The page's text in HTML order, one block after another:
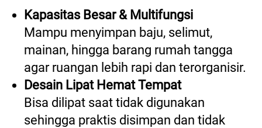
Kapasitas Besar & Multifungsi
Mampu menyimpan baju, selimut,
mainan, hingga barang rumah tangga
agar ruangan lebih rapi dan terorganisir.
Desain Lipat Hemat Tempat
Bisa dilipat saat tidak digunakan
sehingga praktis disimpan dan tidak